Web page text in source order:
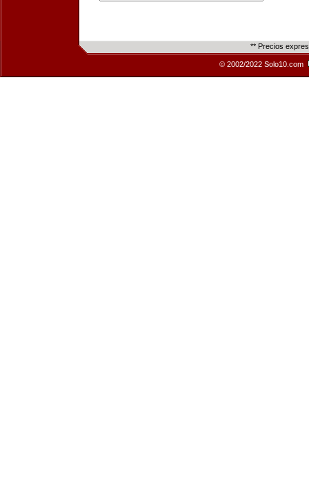
** Precios
© 2002/2022 Solo10.com